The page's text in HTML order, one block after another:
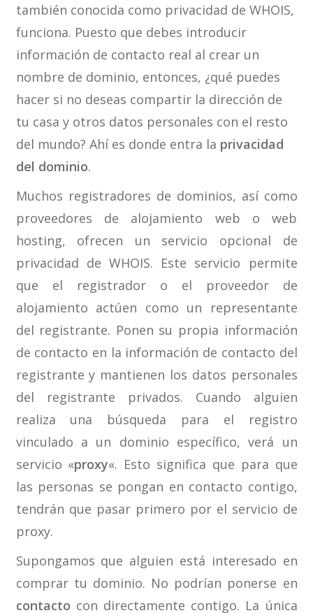
también conocida como privacidad de WHOIS,
funciona. Puesto que debes introducir
información de contacto real al crear un
nombre de dominio, entonces, ¿qué puedes
hacer si no deseas compartir la dirección de
tu casa y otros datos personales con el resto
del mundo? Ahí es donde entra la privacidad
del dominio.
Muchos registradores de dominios, así como
proveedores de alojamiento web o web
hosting, ofrecen un servicio opcional de
privacidad de WHOIS. Este servicio permite
que el registrador o el proveedor de
alojamiento actúen como un representante
del registrante. Ponen su propia información
de contacto en la información de contacto del
registrante y mantienen los datos personales
del registrante privados. Cuando alguien
realiza una búsqueda para el registro
vinculado a un dominio específico, verá un
servicio «proxy«. Esto significa que para que
las personas se pongan en contacto contigo,
tendrán que pasar primero por el servicio de
proxy.
Supongamos que alguien está interesado en
comprar tu dominio. No podrían ponerse en
contacto con directamente contigo. La única